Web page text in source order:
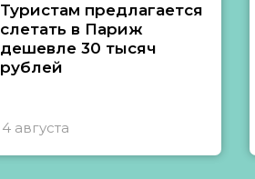
Туристам предлагается
слетать в Париж
дешевле 30 тысяч
рублей
4 августа